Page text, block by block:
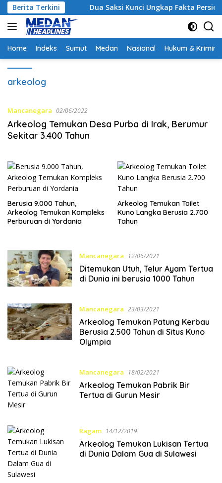
Langsung
ke
konten
Berita TerkiniDua Saksi Kunci Ungkap Fakta Persidangan
Home Indeks Sumut Medan Nasional Hukum &
arkeolog
Mancanegara 02/06/2022
Arkeolog Temukan Desa Purba di Irak, Berumur
Sekitar 3.400 Tahun
Berusia 9.000 Tahun,
Arkeolog Temukan Kompleks
Perburuan di Yordania
Arkeolog Temukan Toilet
Kuno Langka Berusia 2.700
Tahun
Mancanegara 12/06/2021
Ditemukan Utuh, Telur Ayam Tertua
di Dunia ini berusia 1000 Tahun
Mancanegara 23/03/2021
Arkeolog Temukan Patung Kerbau
Berusia 2.500 Tahun di Situs Kuno
Olympia
Mancanegara 18/02/2021
Arkeolog Temukan Pabrik Bir
Tertua di Gurun Mesir
Ragam 14/12/2019
Arkeolog Temukan Lukisan Tertua
di Dunia Dalam Gua di Sulawesi